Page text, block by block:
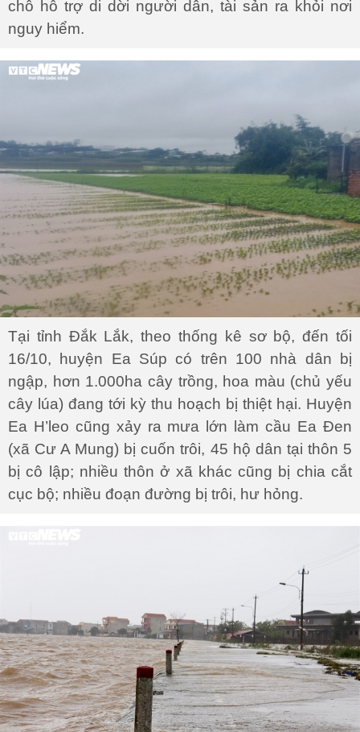
chỗ hỗ trợ di dời người dân, tài sản ra khỏi nơi
nguy hiểm.
Tại tỉnh Đắk Lắk, theo thống kê sơ bộ, đến tối
16/10, huyện Ea Súp có trên 100 nhà dân bị
ngập, hơn 1.000ha cây trồng, hoa màu (chủ yếu
cây lúa) đang tới kỳ thu hoạch bị thiệt hại. Huyện
Ea H’leo cũng xảy ra mưa lớn làm cầu Ea Đen
(xã Cư A Mung) bị cuốn trôi, 45 hộ dân tại thôn 5
bị cô lập; nhiều thôn ở xã khác cũng bị chia cắt
cục bộ; nhiều đoạn đường bị trôi, hư hỏng.